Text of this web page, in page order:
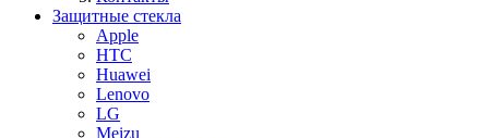
Защитные стекла
Apple
HTC
Huawei
Lenovo
LG
Meizu